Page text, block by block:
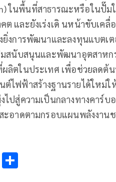
ในพื้นที่สาธารณะหรือในปั๊
ต และยังเร่งเดิ นหน้าขับเค
ยิ่งการพัฒนาและลงทุนแบต
มสนับสนุนและพัฒนาอุตสาห
ลิตในประเทศ เพื่อช่วยลดต้
ต์ไฟฟ้าสร้างฐานรายได้ใหม่
ไปสู่ความเป็นกลางทางคาร์
ะอาดตามกรอบแผนพลังงาน
Li